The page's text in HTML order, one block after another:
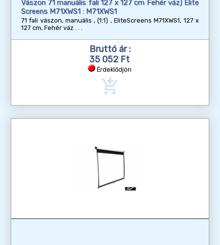
Vászon 71 manuális fali 127 x 127 cm Fehér váz) Elite
Screens M71XWS1 : M71XWS1
71 fali vászon, manuális , (1:1) , EliteScreens M71XWS1, 127 x
127 cm, Fehér váz
Bruttó ár :
35 052 Ft
Érdeklődjön
add_shopping_cart